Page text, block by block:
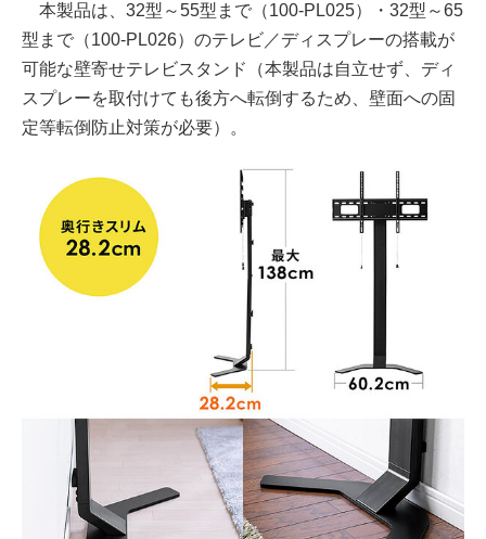
本製品は、32型～55型まで（100-PL025）・32型～65
型まで（100-PL026）のテレビ／ディスプレーの搭載が
可能な壁寄せテレビスタンド（本製品は自立せず、ディ
スプレーを取付けても後方へ転倒するため、壁面への固
定等転倒防止対策が必要）。